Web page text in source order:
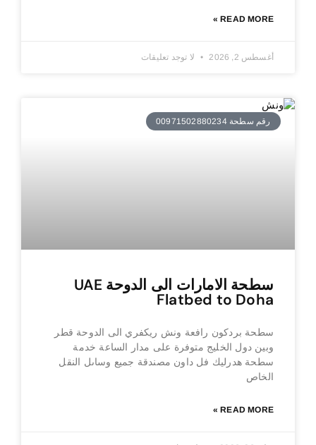
READ MORE »
أغسطس 2, 2026 لا توجد تعليقات
رقم سطحة 00971502880234
سطحة الامارات الى الدوحة UAE
Flatbed to Doha
سطحة بردكون رافعة ونش ريكفري الى الدوحة قطر
وبين دول الخليج متوفرة على مدار الساعة خدمة
سطحة هدرليك فل داون مصندقة جميع وساىل النقل
الخاص
READ MORE »